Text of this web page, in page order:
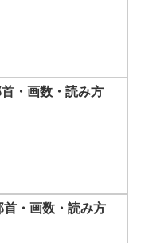
・画数・読み方
・画数・読み方